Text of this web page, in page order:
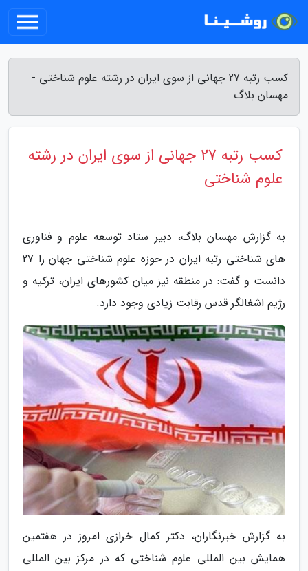
کسب رتبه 27 جهانی از سوی ایران در رشته علوم شناختی -
مهسان بلاگ
کسب رتبه 27 جهانی از سوی ایران در رشته
علوم شناختی
به گزارش مهسان بلاگ، دبیر ستاد توسعه علوم و فناوری
های شناختی رتبه ایران در حوزه علوم شناختی جهان را 27
دانست و گفت: در منطقه نیز میان کشورهای ایران، ترکیه و
رژیم اشغالگر قدس رقابت زیادی وجود دارد.
به گزارش خبرنگاران، دکتر کمال خرازی امروز در هفتمین
همایش بین المللی علوم شناختی که در مرکز بین المللی